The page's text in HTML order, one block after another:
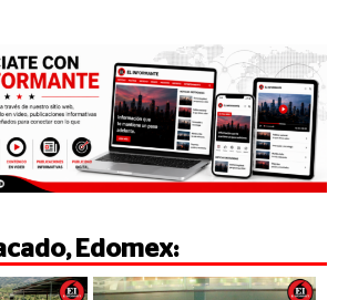
, Edomex: